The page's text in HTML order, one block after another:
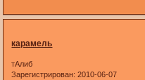
карамель
тАлиб
Зарегистрирован: 2010-06-07